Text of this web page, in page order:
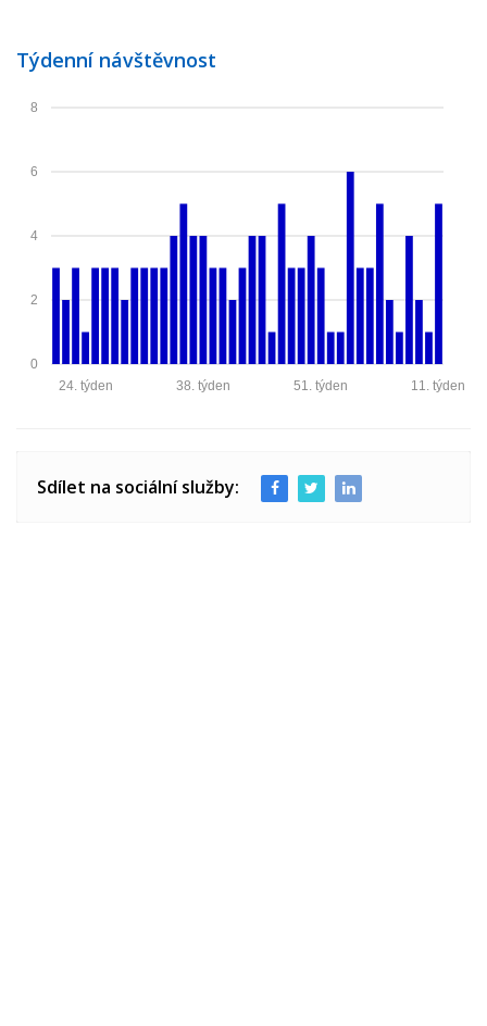
Týdenní návštěvnost
0
2
4
6
8
11. týden
51. týden
38. týden
24. týden
Sdílet na sociální služby: